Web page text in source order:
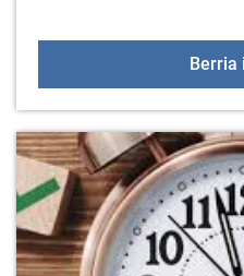
Berria